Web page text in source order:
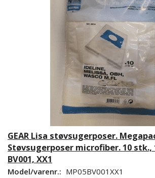
GEAR Lisa støvsugerposer.
Støvsugerposer microfiber. 10 stk.,
BV001, XX1
Model/varenr.: MP05BV001XX1